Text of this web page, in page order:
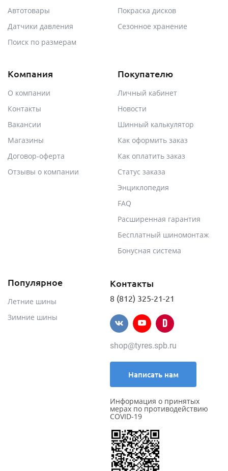
Автотовары
Датчики давления
Поиск по размерам
Покраска дисков
Сезонное хранение
Компания
О компании
Контакты
Вакансии
Магазины
Договор-оферта
Отзывы о компании
Покупателю
Личный кабинет
Новости
Шинный калькулятор
Как оформить заказ
Как оплатить заказ
Статус заказа
Энциклопедия
FAQ
Расширенная гарантия
Бесплатный шиномонтаж
Бонусная система
Популярное
Летние шины
Зимние шины
Контакты
8 (812) 325-21-21
shop@tyres.spb.ru
Написать нам
Информация о принятых
мерах по противодействию
COVID-19